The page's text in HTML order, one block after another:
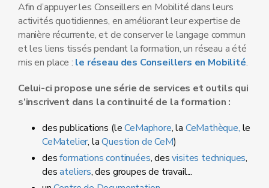
Afin d’appuyer les Conseillers en Mobilité dans leurs
activités quotidiennes, en améliorant leur expertise de
manière récurrente, et de conserver le langage commun
et les liens tissés pendant la formation, un réseau a été
mis en place : le réseau des Conseillers en Mobilité.
Celui-ci propose une série de services et outils qui
s’inscrivent dans la continuité de la formation :
des publications (leCeMaphore, la CeMathèque, le
CeMatelier, laQuestion de CeM)
desformations continuées, desvisites techniques,
desateliers, des groupes de travail...